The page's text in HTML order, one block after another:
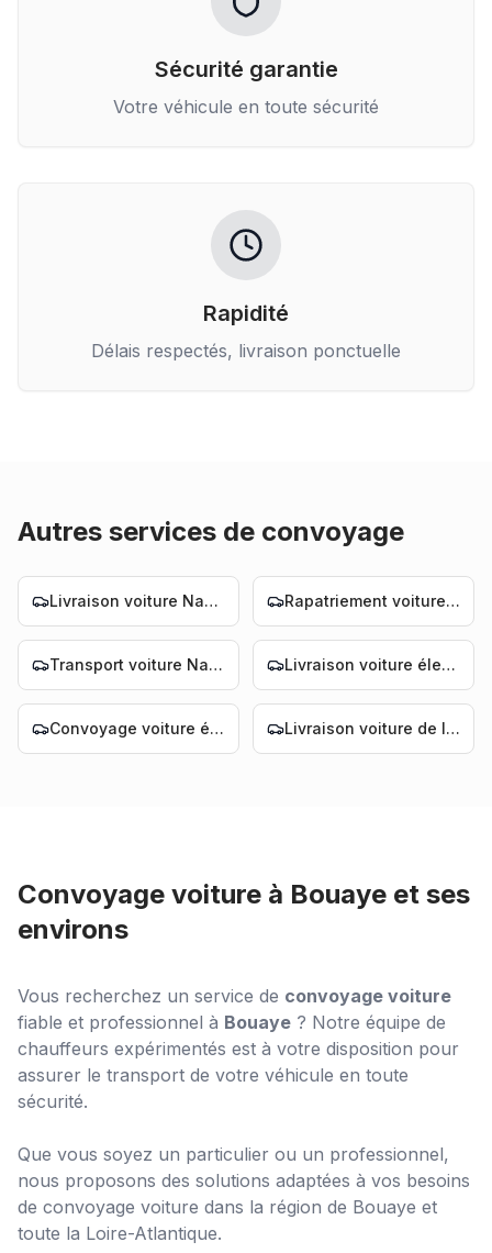
Sécurité garantie
Votre véhicule en toute sécurité
Rapidité
Délais respectés, livraison ponctuelle
Autres services de convoyage
Livraison voiture Nantes Rapatriement voiture Nantes
Transport voiture Nantes Livraison voiture électrique Nantes
Convoyage voiture électrique Nantes Livraison voiture de luxe Nantes
Convoyage voiture à Bouaye et ses
environs
Vous recherchez un service de convoyage voiture
fiable et professionnel à Bouaye ? Notre équipe de
chauffeurs expérimentés est à votre disposition pour
assurer le transport de votre véhicule en toute
sécurité.
Que vous soyez un particulier ou un professionnel,
nous proposons des solutions adaptées à vos besoins
de convoyage voiture dans la région de Bouaye et
toute la Loire-Atlantique.